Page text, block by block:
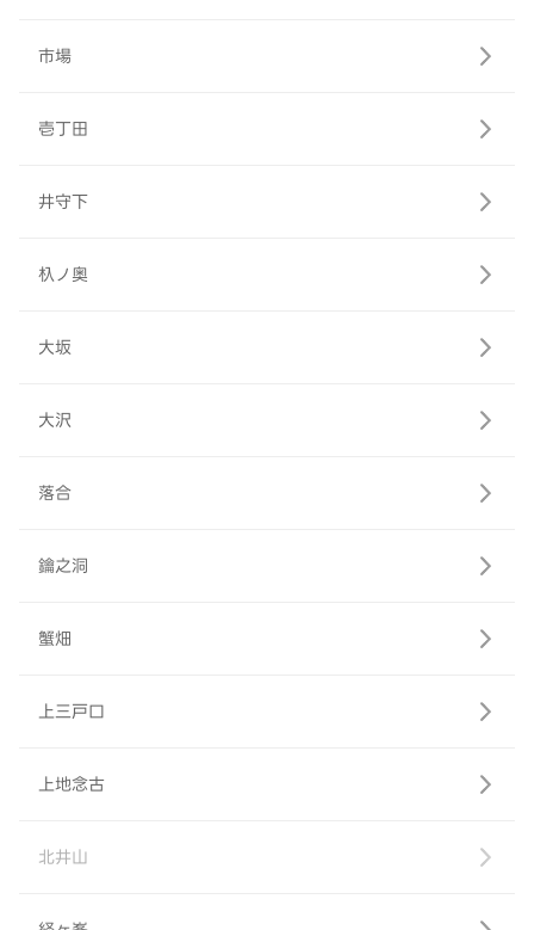
市場
壱丁田
井守下
杁ノ奥
大坂
大沢
落合
鑰之洞
蟹畑
上三戸口
上地念古
北井山